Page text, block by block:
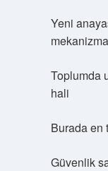
Yeni
Toplumda
hali
Burada en
Güvenlik